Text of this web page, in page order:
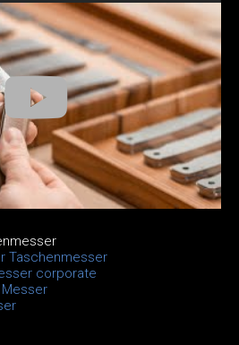
Taschenmesser
corporate